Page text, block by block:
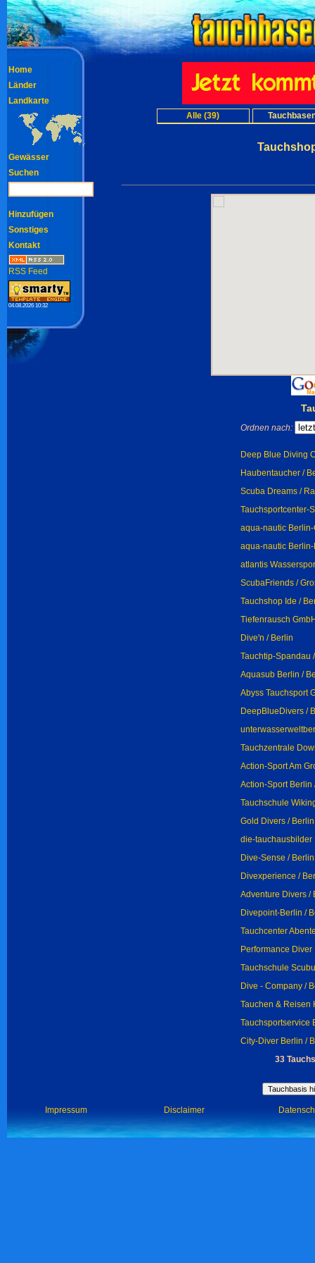
Alle (39)
Ordnen nach:
Deep Blue Diving
Haubentaucher /
Scuba Dreams /
Tauchsportcenter-
aqua-nautic
aqua-nautic
atlantis
ScubaFriends /
Tauchshop Ide /
Tiefenrausch
Dive'n / Berlin
Tauchtip-Spandau
Aquasub Berlin /
Abyss Tauchsport
DeepBlueDivers /
Tauchzentrale
Action-Sport Am
Action-Sport Berlin
Tauchschule
Gold Divers / Berlin
die-tauchausbilder
Dive-Sense / Berlin
Divexperience /
Adventure Divers /
Divepoint-Berlin /
Tauchcenter
Performance
Tauchschule
Dive - Company /
Tauchen & Reisen
Tauchsportservice
City-Diver Berlin /
33
Home
Länder
Landkarte
Gewässer
Suchen
Hinzufügen
Sonstiges
Kontakt
RSS Feed
04.08.2026 10:32
Impressum Disclaimer